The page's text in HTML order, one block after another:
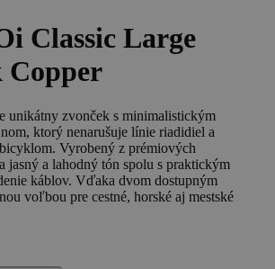
Classic Large
Copper
unikátny zvonček s minimalistickým
ktorý nenarušuje línie riadidiel a
Vyrobený z prémiových
jasný a lahodný tón spolu s praktickým
káblov. Vďaka dvom dostupným
voľbou pre cestné, horské aj mestské